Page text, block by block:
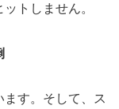
トしません。
す。そして、ス